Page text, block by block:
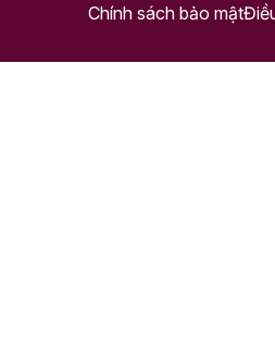
Chính sách bảo mật